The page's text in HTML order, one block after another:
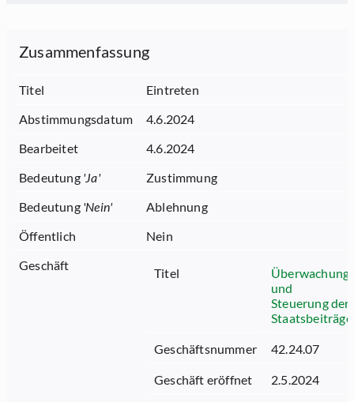
Zusammenfassung
Titel
Eintreten
Abstimmungsdatum
4.6.2024
Bearbeitet
4.6.2024
Bedeutung 'Ja'
Zustimmung
Bedeutung 'Nein'
Ablehnung
Öffentlich
Nein
Geschäft
Titel
Überwachung
und
Steuerung der
Staatsbeiträge
Geschäftsnummer 42.24.07
Geschäft eröffnet 2.5.2024